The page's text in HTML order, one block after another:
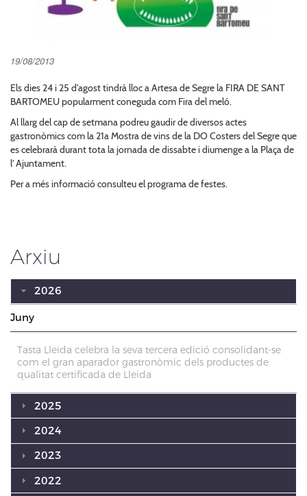
19/08/2013
Els dies 24 i 25 d'agost tindrà lloc a Artesa de Segre la FIRA DE SANT
BARTOMEU popularment coneguda com Fira del meló.
Al llarg del cap de setmana podreu gaudir de diversos actes
gastronòmics com la 21a Mostra de vins de la DO Costers del Segre que
es celebrarà durant tota la jornada de dissabte i diumenge a la Plaça de
l' Ajuntament.
Per a més informació consulteu el programa de festes.
Arxiu
2026
Juny
Tasta Lleida celebra la seva tercera edició consolidant-se
com el gran aparador gastronòmic dels productes de
qualitat certificada de Lleida
2025
2024
2023
2022